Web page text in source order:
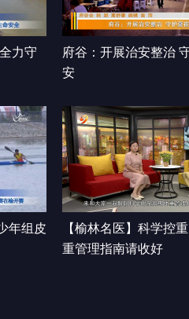
力守
府谷：开展治安整治
安
年组皮
【榆林名医】科学控
重管理指南请收好